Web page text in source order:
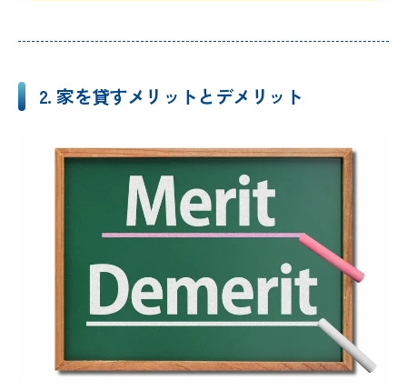
2. 家を貸すメリットとデメリット